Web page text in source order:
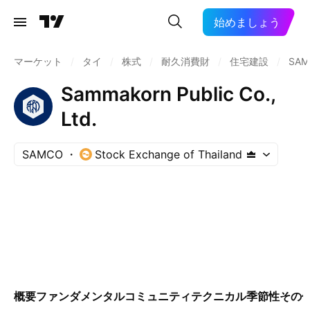
始めましょう
マーケット タイ 株式 耐久消費財 住宅建設
Sammakorn Public Co.,
Ltd.
SAMCO Stock Exchange of Thailand
概要ファンダメンタルコミュニティテクニカル季節性その